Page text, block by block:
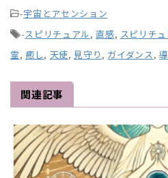
-宇宙とアセンション
-スピリチュアル,直感, スピリチ
霊, 癒し, 天使, 見守り , ガイダンス ,
関連記事